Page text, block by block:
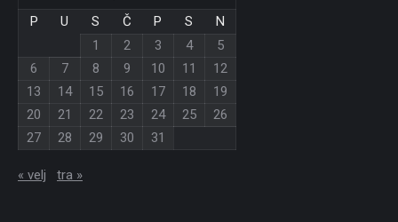
P
U S Č P S
N
1
2 3 4
5
6
7 8 9 10 11
12
13
14 15 16 17 18
19
20
21 22 23 24 25
26
27
28 29 30 31
« velj tra »